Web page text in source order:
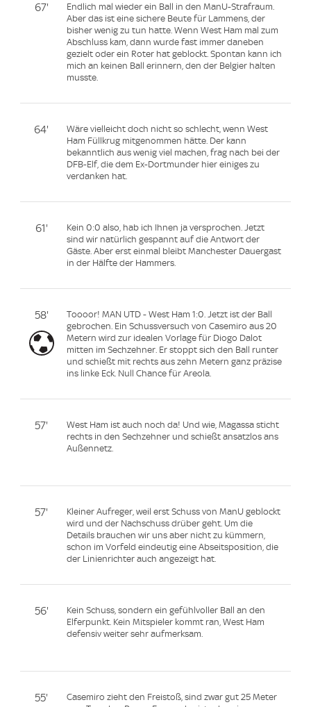
67'
Endlich mal wieder ein Ball in den ManU-Strafraum.
Aber das ist eine sichere Beute für Lammens, der
bisher wenig zu tun hatte. Wenn West Ham mal zum
Abschluss kam, dann wurde fast immer daneben
gezielt oder ein Roter hat geblockt. Spontan kann ich
mich an keinen Ball erinnern, den der Belgier halten
musste.
64'
Wäre vielleicht doch nicht so schlecht, wenn West
Ham Füllkrug mitgenommen hätte. Der kann
bekanntlich aus wenig viel machen, frag nach bei der
DFB-Elf, die dem Ex-Dortmunder hier einiges zu
verdanken hat.
61'
Kein 0:0 also, hab ich Ihnen ja versprochen. Jetzt
sind wir natürlich gespannt auf die Antwort der
Gäste. Aber erst einmal bleibt Manchester Dauergast
in der Hälfte der Hammers.
58'
Toooor! MAN UTD - West Ham 1:0. Jetzt ist der Ball
gebrochen. Ein Schussversuch von Casemiro aus 20
Metern wird zur idealen Vorlage für Diogo Dalot
mitten im Sechzehner. Er stoppt sich den Ball runter
und schießt mit rechts aus zehn Metern ganz präzise
ins linke Eck. Null Chance für Areola.
57'
West Ham ist auch noch da! Und wie, Magassa sticht
rechts in den Sechzehner und schießt ansatzlos ans
Außennetz.
57'
Kleiner Aufreger, weil erst Schuss von ManU geblockt
wird und der Nachschuss drüber geht. Um die
Details brauchen wir uns aber nicht zu kümmern,
schon im Vorfeld eindeutig eine Abseitsposition, die
der Linienrichter auch angezeigt hat.
56'
Kein Schuss, sondern ein gefühlvoller Ball an den
Elferpunkt. Kein Mitspieler kommt ran, West Ham
defensiv weiter sehr aufmerksam.
55'
Casemiro zieht den Freistoß, sind zwar gut 25 Meter